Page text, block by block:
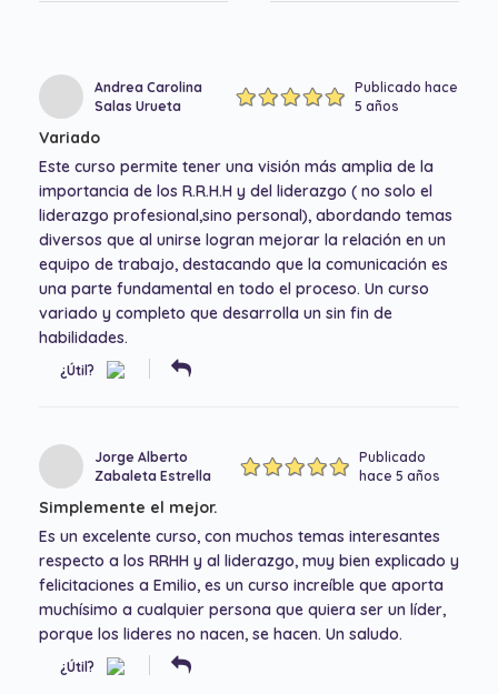
Andrea Carolina
Salas Urueta
Publicado hace
5 años
Variado
Este curso permite tener una visión más amplia de la
importancia de los R.R.H.H y del liderazgo ( no solo el
liderazgo profesional,sino personal), abordando temas
diversos que al unirse logran mejorar la relación en un
equipo de trabajo, destacando que la comunicación es
una parte fundamental en todo el proceso. Un curso
variado y completo que desarrolla un sin fin de
habilidades.
¿Útil?
Jorge Alberto
Zabaleta Estrella
Publicado
hace 5 años
Simplemente el mejor.
Es un excelente curso, con muchos temas interesantes
respecto a los RRHH y al liderazgo, muy bien explicado y
felicitaciones a Emilio, es un curso increíble que aporta
muchísimo a cualquier persona que quiera ser un líder,
porque los lideres no nacen, se hacen. Un saludo.
¿Útil?